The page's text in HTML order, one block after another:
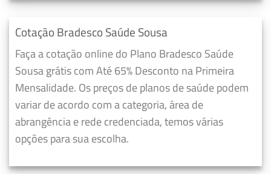
Cotação Bradesco Saúde Sousa
Faça a cotação online do Plano Bradesco Saúde
Sousa grátis com Até 65% Desconto na Primeira
Mensalidade. Os preços de planos de saúde podem
variar de acordo com a categoria, área de
abrangência e rede credenciada, temos várias
opções para sua escolha.